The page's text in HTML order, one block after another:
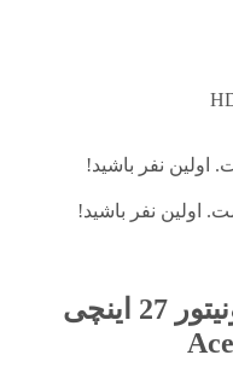
نفر باشید!
اولین نفر باشید!
مونیتور 27 اینچی